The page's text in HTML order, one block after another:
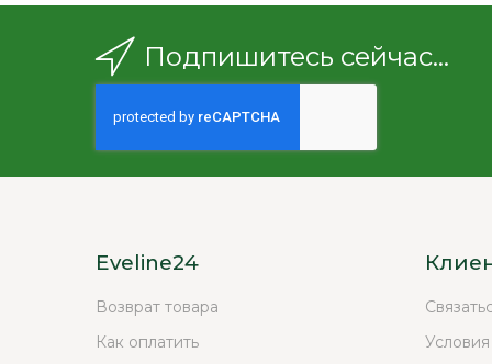
Подпишитесь сейчас...
Eveline24
Возврат товара
Как оплатить
Условия